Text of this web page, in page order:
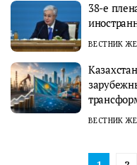
38-е
ВЕСТНИК
ВЕСТНИК